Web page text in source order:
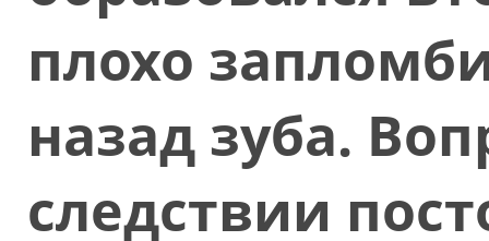
плохо
назад зуба.
следствии